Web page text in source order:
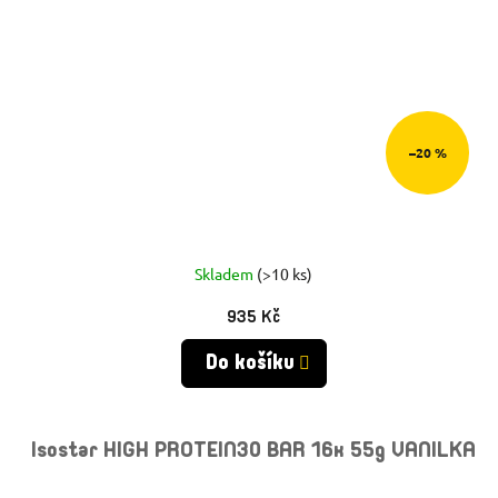
–20 %
Skladem (>10 ks)
935 Kč
Do košíku
Isostar HIGH PROTEIN30 BAR 16x 55g VANILKA